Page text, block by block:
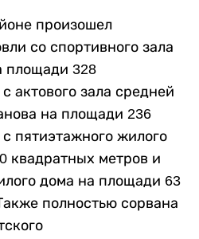
произошел
со спортивного зала
площади 328
актового зала средней
на площади 236
пятиэтажного жилого
квадратных метров и
дома на площади 63
полностью сорвана